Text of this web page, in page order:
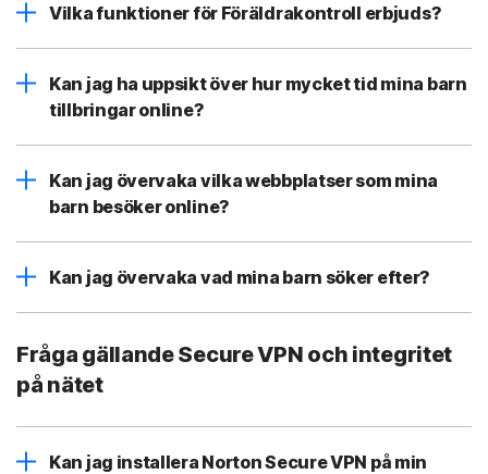
Vilka funktioner för Föräldrakontroll erbjuds?
Kan jag ha uppsikt över hur mycket tid mina barn
tillbringar online?
Kan jag övervaka vilka webbplatser som mina
barn besöker online?
Kan jag övervaka vad mina barn söker efter?
Fråga gällande Secure VPN och integritet
på nätet
Kan jag installera Norton Secure VPN på min